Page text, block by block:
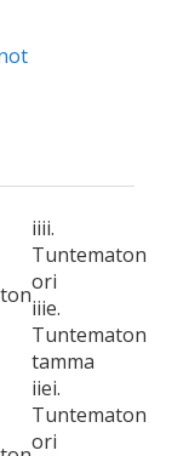
iiii.
Tuntematon
ori
iiie.
Tuntematon
tamma
iiei.
Tuntematon
ori